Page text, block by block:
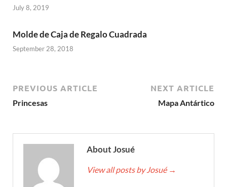
July 8, 2019
Molde de Caja de Regalo Cuadrada
September 28, 2018
PREVIOUS ARTICLE
Princesas
NEXT ARTICLE
Mapa Antártico
About Josué
View all posts by Josué →